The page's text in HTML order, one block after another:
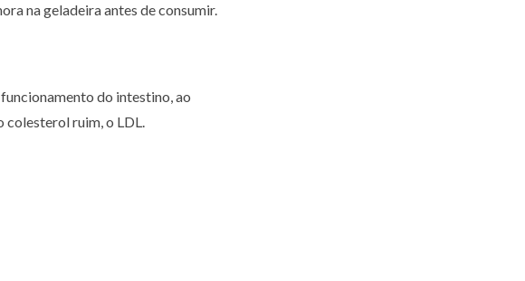
na geladeira antes de consumir.
do intestino, ao
colesterol ruim, o LDL.